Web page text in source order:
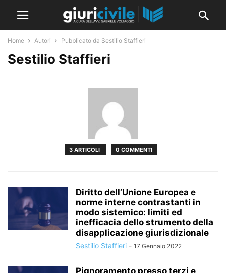
Home Autori Pubblicato da Sestilio Staffieri
Sestilio Staffieri
3 ARTICOLI 0 COMMENTI
Diritto dell’Unione Europea e
norme interne contrastanti in
modo sistemico: limiti ed
inefficacia dello strumento della
disapplicazione giurisdizionale
Sestilio Staffieri - 17 Gennaio 2022
Pignoramento presso terzi e